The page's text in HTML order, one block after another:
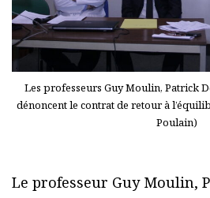
Les professeurs Guy Moulin, Patrick
dénoncent le contrat de retour à
Poulain)
Le professeur Guy Moulin,